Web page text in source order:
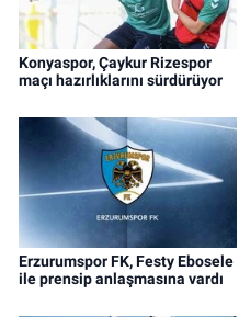
Konyaspor, Çaykur Rizespor
maçı hazırlıklarını sürdürüyor
Erzurumspor FK, Festy Ebosele
ile prensip anlaşmasına vardı